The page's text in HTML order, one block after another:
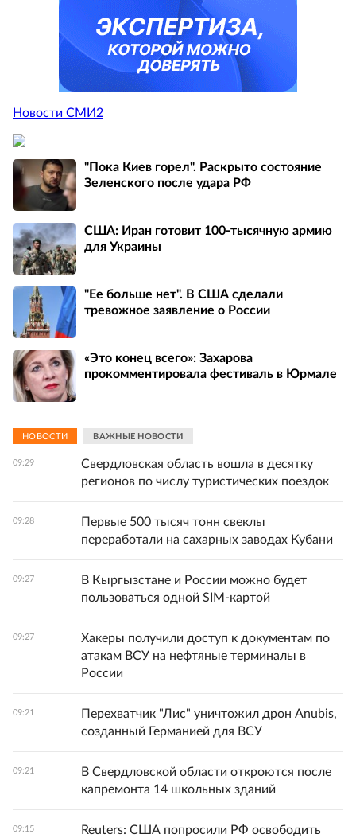
Новости СМИ2
"Пока Киев горел". Раскрыто состояние
Зеленского после удара РФ
США: Иран готовит 100-тысячную армию
для Украины
"Ее больше нет". В США сделали
тревожное заявление о России
«Это конец всего»: Захарова
прокомментировала фестиваль в Юрмале
НОВОСТИ ВАЖНЫЕ НОВОСТИ
09:29
Свердловская область вошла в десятку
регионов по числу туристических поездок
09:28
Первые 500 тысяч тонн свеклы
переработали на сахарных заводах Кубани
09:27
В Кыргызстане и России можно будет
пользоваться одной SIM-картой
09:27
Хакеры получили доступ к документам по
атакам ВСУ на нефтяные терминалы в
России
09:21
Перехватчик "Лис" уничтожил дрон Anubis,
созданный Германией для ВСУ
09:21
В Свердловской области откроются после
капремонта 14 школьных зданий
09:15
Reuters: США попросили РФ освободить